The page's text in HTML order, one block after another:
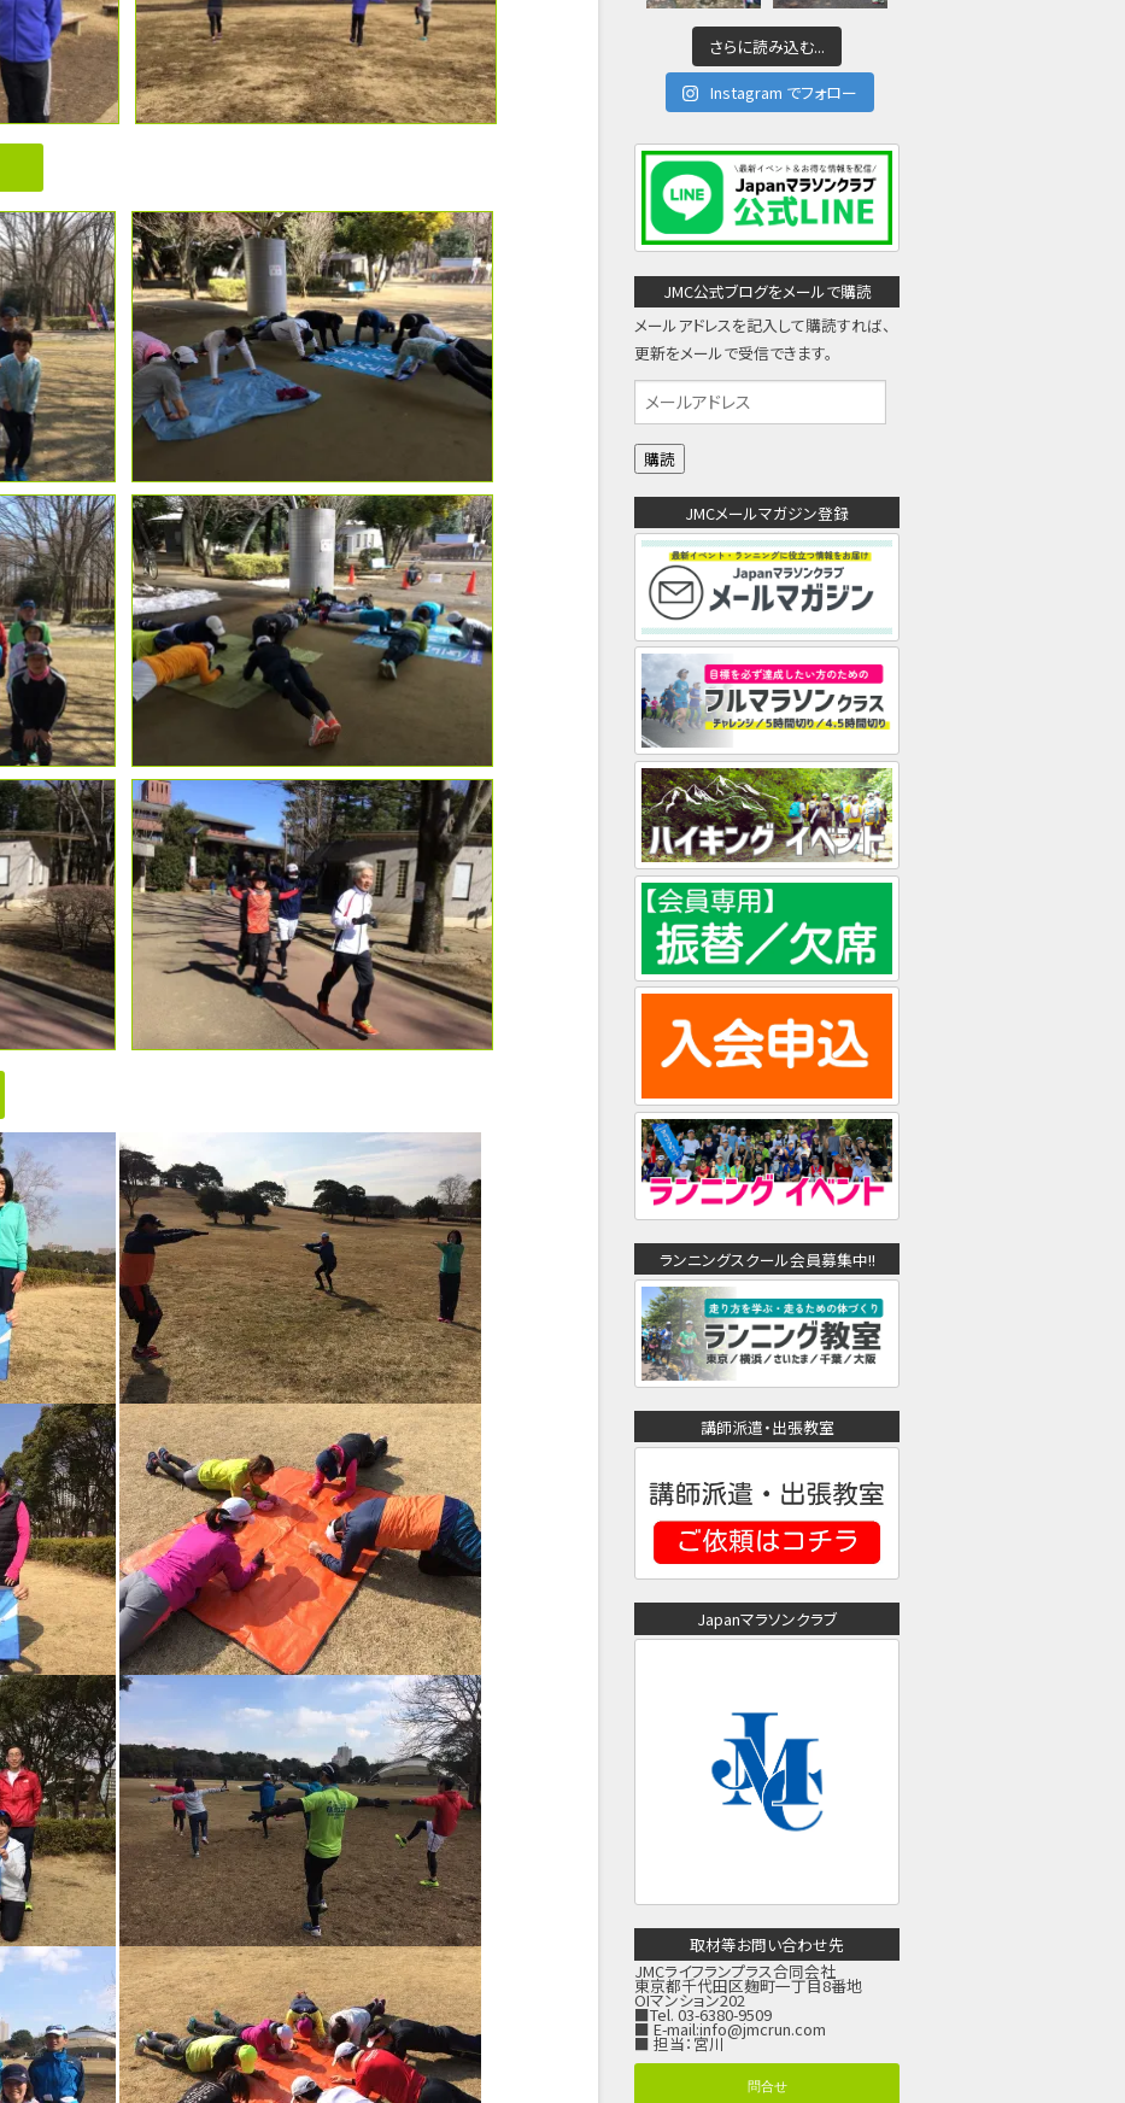
さらに読み込む...
Instagram でフォロー
JMC公式ブログをメールで購読
メールアドレスを記入して購読すれば、
更新をメールで受信できます。
ー
ル
ア
ド
レ
JMCメールマガジン登録
ランニングスクール会員募集中!!
講師派遣・出張教室
Japanマラソンクラブ
取材等お問い合わせ先
JMCライフランプラス合同会社
東京都千代田区麹町一丁目8番地
OIマンション202
■Tel. 03-6380-9509
■ E-mail:info@jmcrun.com
■ 担当：宮川
問合せ